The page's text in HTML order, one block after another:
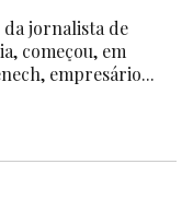
da jornalista de
começou, em
empresário...